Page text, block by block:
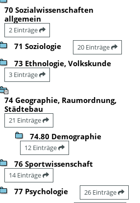
70 Sozialwissenschaften
allgemein
2 Einträge
71 Soziologie 20 Einträge
73 Ethnologie, Volkskunde
3 Einträge
74 Geographie, Raumordnung,
Städtebau
21 Einträge
74.80 Demographie
12 Einträge
76 Sportwissenschaft
14 Einträge
77 Psychologie 26 Einträge